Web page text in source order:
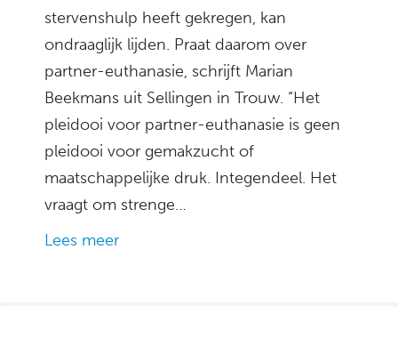
stervenshulp heeft gekregen, kan
ondraaglijk lijden. Praat daarom over
partner-euthanasie, schrijft Marian
Beekmans uit Sellingen in Trouw. “Het
pleidooi voor partner-euthanasie is geen
pleidooi voor gemakzucht of
maatschappelijke druk. Integendeel. Het
vraagt om strenge…
Lees meer